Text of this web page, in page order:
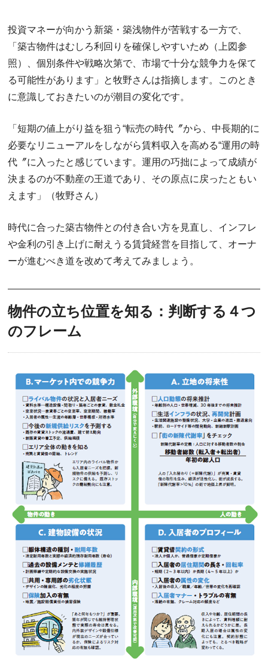
投資マネーが向かう新築・築浅物件が苦戦する一方で、
「築古物件はむしろ利回りを確保しやすいため（上図参
照）、個別条件や戦略次第で、市場で十分な競争力を保て
る可能性があります」と牧野さんは指摘します。このとき
に意識しておきたいのが潮目の変化です。
「短期の値上がり益を狙う“転売の時代〞から、中長期的に
必要なリニューアルをしながら賃料収入を高める“運用の時
代〞に入ったと感じています。運用の巧拙によって成績が
決まるのが不動産の王道であり、その原点に戻ったともい
えます」（牧野さん）
時代に合った築古物件との付き合い方を見直し、インフレ
や金利の引き上げに耐えうる賃貸経営を目指して、オーナ
ーが進むべき道を改めて考えてみましょう。
物件の立ち位置を知る：判断する４つ
のフレーム